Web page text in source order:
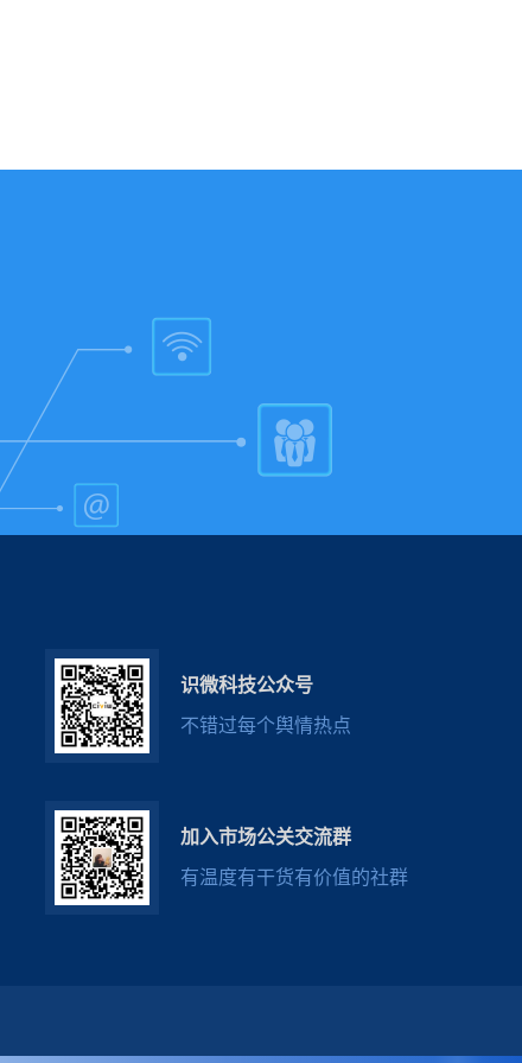
识微科技公众号
不错过每个舆情热点
加入市场公关交流群
有温度有干货有价值的社群